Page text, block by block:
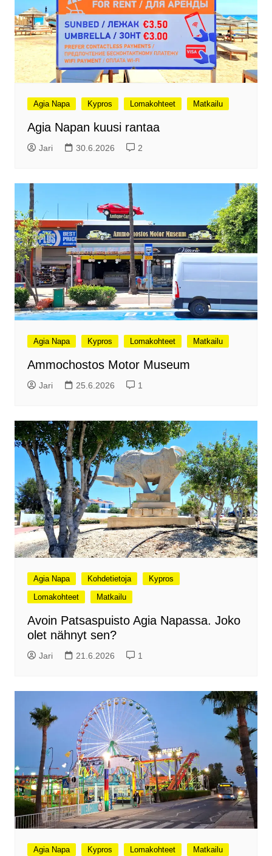
Agia Napa Kypros Lomakohteet Matkailu
Agia Napan kuusi rantaa
Jari 30.6.2026 2
Agia Napa Kypros Lomakohteet Matkailu
Ammochostos Motor Museum
Jari 25.6.2026 1
Agia Napa Kohdetietoja
Kypros
Lomakohteet
Matkailu
Avoin Patsaspuisto Agia Napassa. Joko
olet nähnyt sen?
Jari 21.6.2026 1
Agia Napa Kypros Lomakohteet Matkailu